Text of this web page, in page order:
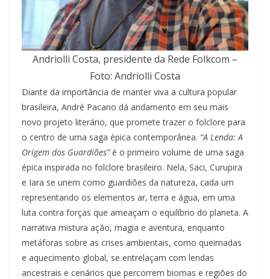
Andriolli Costa, presidente da Rede Folkcom –
Foto: Andriolli Costa
Diante da importância de manter viva a cultura popular
brasileira, André Pacano dá andamento em seu mais
novo projeto literário, que promete trazer o folclore para
o centro de uma saga épica contemporânea. “A Lenda: A
Origem dos Guardiões”é o primeiro volume de uma saga
épica inspirada no folclore brasileiro. Nela, Saci, Curupira
e Iara se unem como guardiões da natureza, cada um
representando os elementos ar, terra e água, em uma
luta contra forças que ameaçam o equilíbrio do planeta. A
narrativa mistura ação, magia e aventura, enquanto
metáforas sobre as crises ambientais, como queimadas
e aquecimento global, se entrelaçam com lendas
ancestrais e cenários que percorrem biomas e regiões do